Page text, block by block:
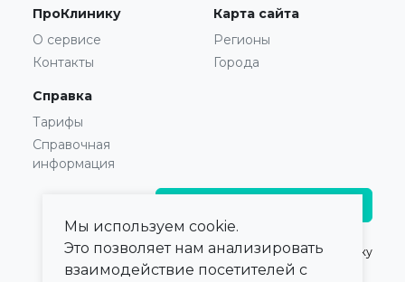
ПроКлинику
О сервисе
Контакты
Карта сайта
Регионы
Города
Справка
Тарифы
Справочная
информация
© 2021 — 2026,ПроКлинику
Мы используем cookie.
Это позволяет нам анализировать
взаимодействие посетителей с